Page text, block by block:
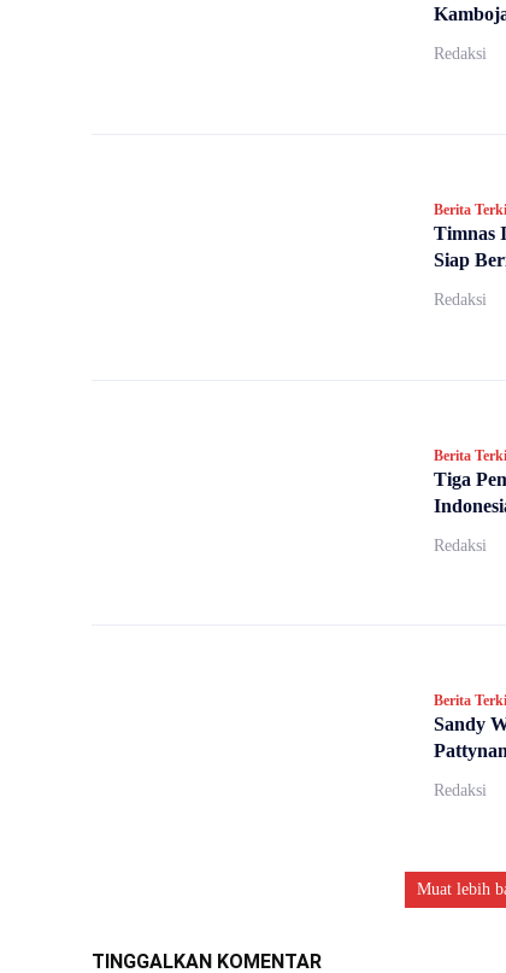
Redaksi
Berita
Timnas
Siap
Redaksi
Berita
Tiga
Redaksi
Berita
Sandy
Redaksi
Muat lebih
TINGGALKAN KOMENTAR